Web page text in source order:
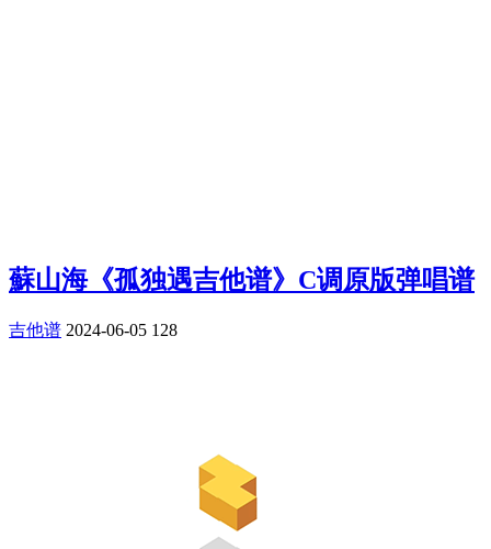
蘇山海《孤独遇吉他谱》C调原版弹唱谱
吉他谱 2024-06-05 128